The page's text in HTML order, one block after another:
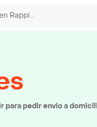
para pedir envio a